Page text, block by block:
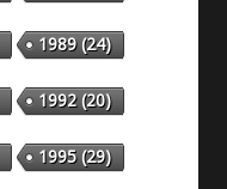
1989(24)
1992(20)
1995(29)